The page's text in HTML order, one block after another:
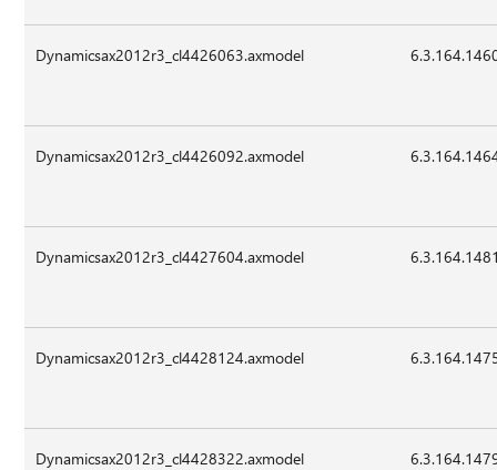
Dynamicsax2012r3_cl4426063.axmodel
Dynamicsax2012r3_cl4426092.axmodel
Dynamicsax2012r3_cl4427604.axmodel
Dynamicsax2012r3_cl4428124.axmodel
Dynamicsax2012r3_cl4428322.axmodel